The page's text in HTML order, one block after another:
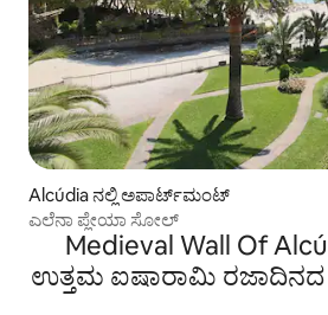
Alcúdia ನಲ್ಲಿ ಅಪಾರ್ಟ್‌ಮಂಟ್
ಎಲೆನಾ ಪ್ಲೇಯಾ ಸೋಲ್
Medieval Wall Of
ಉತ್ತಮ ಐಷಾರಾಮಿ ರಜಾದಿನದ